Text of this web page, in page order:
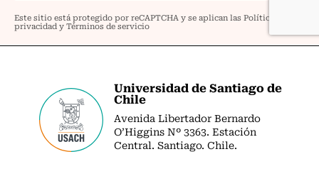
Universidad de Santiago de
Chile
Avenida Libertador Bernardo
O’Higgins Nº 3363. Estación
Central. Santiago. Chile.